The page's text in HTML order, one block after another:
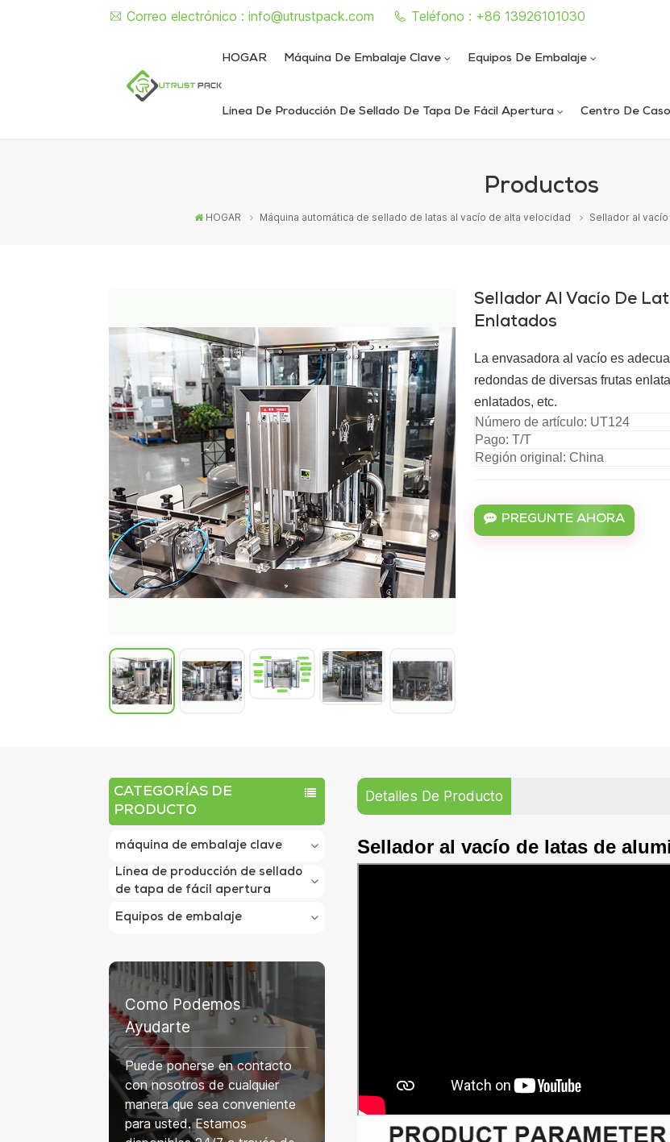
Correo electrónico : info@utrustpack.com Teléfono : +86 13926101030
HOGAR Máquina De Embalaje Clave Equipos De Embalaje
Línea De Producción De Sellado De Tapa De Fácil Apertura Centro De
Productos
HOGAR Máquina automática de sellado de latas al vacío de alta velocidad Sellador al
Sellador Al Vacío De
Enlatados
La envasadora al vacío es
redondas de diversas frutas
enlatados, etc.
Número de artículo: UT124
Pago: T/T
Región original: China
PREGUNTE AHORA
CATEGORÍAS DE
PRODUCTO
máquina de embalaje clave
Línea de producción de sellado
de tapa de fácil apertura
Equipos de embalaje
Como Podemos
Ayudarte
Puede ponerse en contacto
con nosotros de cualquier
manera que sea conveniente
para usted. Estamos
Detalles De Producto
Sellador al vacío de latas de